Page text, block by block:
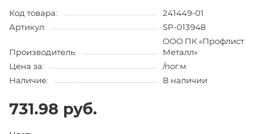
Код товара:
241449-01
Артикул:
SP-013948
Производитель:
ООО ПК «Профлист
Металл»
Цена за:
/пог.м
Наличие:
В наличии
731.98 руб.